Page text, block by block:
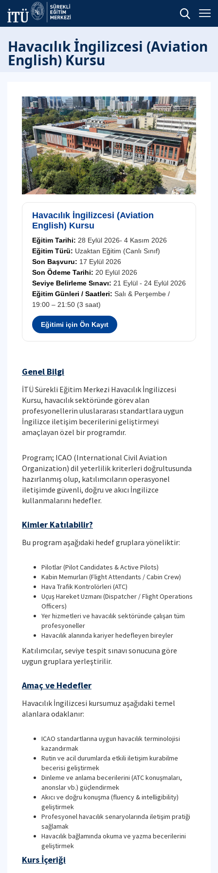
Havacılık İngilizcesi (Aviation
English) Kursu
Havacılık İngilizcesi (Aviation
English) Kursu
Eğitim Tarihi: 28 Eylül 2026- 4 Kasım 2026
Eğitim Türü: Uzaktan Eğitim (Canlı Sınıf)
Son Başvuru: 17 Eylül 2026
Son Ödeme Tarihi: 20 Eylül 2026
Seviye Belirleme Sınavı: 21 Eylül - 24 Eylül 2026
Eğitim Günleri / Saatleri: Salı & Perşembe /
19:00 – 21:50 (3 saat)
Eğitimi için Ön Kayıt
Genel Bilgi
İTÜ Sürekli Eğitim Merkezi Havacılık İngilizcesi
Kursu, havacılık sektöründe görev alan
profesyonellerin uluslararası standartlara uygun
İngilizce iletişim becerilerini geliştirmeyi
amaçlayan özel bir programdır.
Program; ICAO (International Civil Aviation
Organization) dil yeterlilik kriterleri doğrultusunda
hazırlanmış olup, katılımcıların operasyonel
iletişimde güvenli, doğru ve akıcı İngilizce
kullanmalarını hedefler.
Kimler Katılabilir?
Bu program aşağıdaki hedef gruplara yöneliktir:
Pilotlar (Pilot Candidates & Active Pilots)
Kabin Memurları (Flight Attendants / Cabin Crew)
Hava Trafik Kontrolörleri (ATC)
Uçuş Hareket Uzmanı (Dispatcher / Flight Operations
Officers)
Yer hizmetleri ve havacılık sektöründe çalışan tüm
profesyoneller
Havacılık alanında kariyer hedefleyen bireyler
Katılımcılar, seviye tespit sınavı sonucuna göre
uygun gruplara yerleştirilir.
Amaç ve Hedefler
Havacılık İngilizcesi kursumuz aşağıdaki temel
alanlara odaklanır:
ICAO standartlarına uygun havacılık terminolojisi
kazandırmak
Rutin ve acil durumlarda etkili iletişim kurabilme
becerisi geliştirmek
Dinleme ve anlama becerilerini (ATC konuşmaları,
anonslar vb.) güçlendirmek
Akıcı ve doğru konuşma (fluency & intelligibility)
geliştirmek
Profesyonel havacılık senaryolarında iletişim pratiği
sağlamak
Havacılık bağlamında okuma ve yazma becerilerini
geliştirmek
Kurs İçeriği